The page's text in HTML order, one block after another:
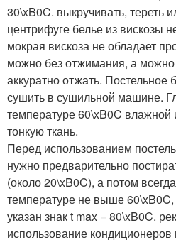
30\xB0C. выкручивать, тереть
центрифуге белье из вискозы
мокрая вискоза не обладает
можно без отжимания, а можно
аккуратно отжать. Постельное
сушить в сушильной машине.
температуре 60\xB0C
тонкую ткань.
Перед использованием
нужно предварительно
(около 20\xB0C), а потом
температуре не выше 60\xB0C,
указан знак t max = 80\xB0C.
использование кондиционеров